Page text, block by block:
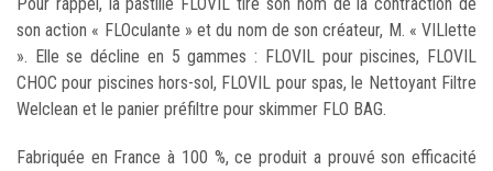
son action « FLOculante » et du nom de son créateur, M. « VILlette
». Elle se décline en 5 gammes : FLOVIL pour piscines, FLOVIL
CHOC pour piscines hors-sol, FLOVIL pour spas, le Nettoyant Filtre
Welclean et le panier préfiltre pour skimmer FLO BAG.
Fabriquée en France à 100 %, ce produit a prouvé son efficacité